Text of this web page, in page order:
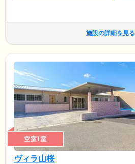
施設の詳細を見る
空室1室
ヴィラ山桜